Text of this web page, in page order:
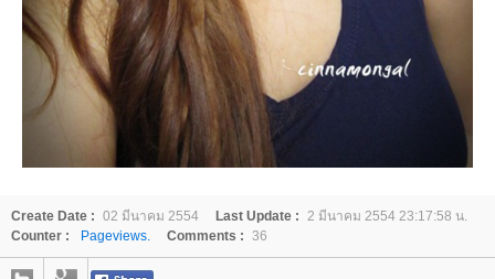
Create Date : 02 มีนาคม 2554 Last Update :
2 มีนาคม 2554 23:17:58 น.
Counter :
Pageviews. Comments : 36